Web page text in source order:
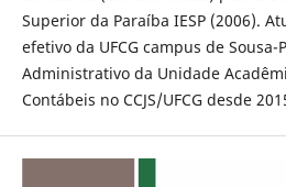
Superior da Paraíba IESP (2006).
efetivo da UFCG campus de Sousa-
Administrativo da Unidade
Contábeis no CCJS/UFCG desde